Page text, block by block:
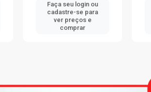
Faça seu login ou
cadastre-se para
ver preços e
comprar